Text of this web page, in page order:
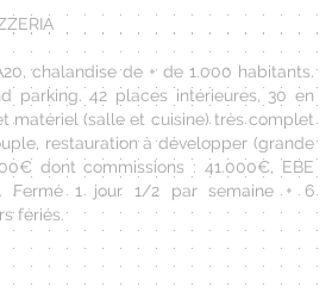
chalandise de + de 1.000 habitants.
parking. 42 places intérieures, 30 en
matériel (salle et cuisine) très complet
restauration à développer (grande
dont commissions : 41.000€, EBE
Fermé 1 jour 1/2 par semaine + 6
fériés.